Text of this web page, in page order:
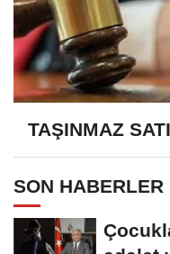
TAŞINMAZ
SON HABERLER